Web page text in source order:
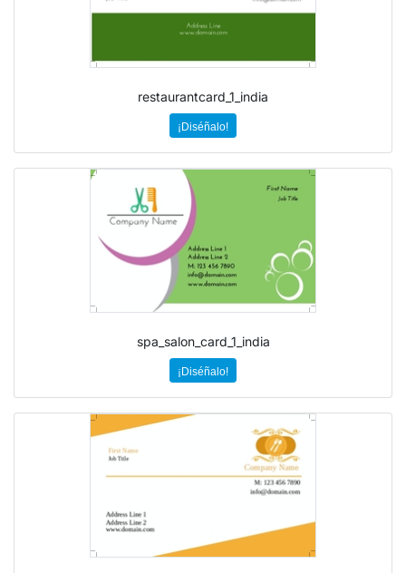
restaurantcard_1_india
¡Diséñalo!
spa_salon_card_1_india
¡Diséñalo!